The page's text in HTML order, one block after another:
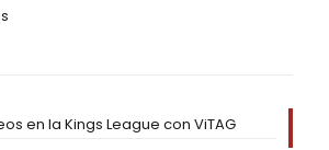
en la Kings League con ViTAG